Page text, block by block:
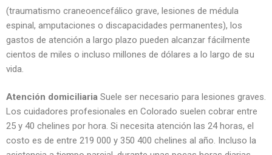
(traumatismo craneoencefálico grave, lesiones de médula
espinal, amputaciones o discapacidades permanentes), los
gastos de atención a largo plazo pueden alcanzar fácilmente
cientos de miles o incluso millones de dólares a lo largo de su
vida.
Atención domiciliaria Suele ser necesario para lesiones graves.
Los cuidadores profesionales en Colorado suelen cobrar entre
25 y 40 chelines por hora. Si necesita atención las 24 horas, el
costo es de entre 219 000 y 350 400 chelines al año. Incluso la